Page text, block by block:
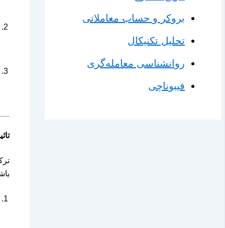
بروکر و حساب معاملاتی
تحلیل تکنیکال
روانشناسی معامله‌گری
فیبوناچی